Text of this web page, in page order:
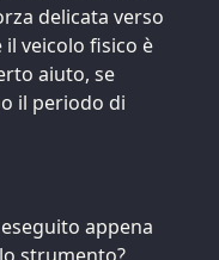
delicata verso
veicolo fisico è
aiuto, se
il periodo di
appena